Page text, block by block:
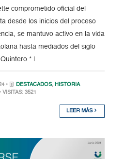
comprometido oficial del
desde los inicios del proceso
se mantuvo activo en la vida
hasta mediados del siglo
* |
• DESTACADOS, HISTORIA
• VISITAS: 3521
LEER MÁS